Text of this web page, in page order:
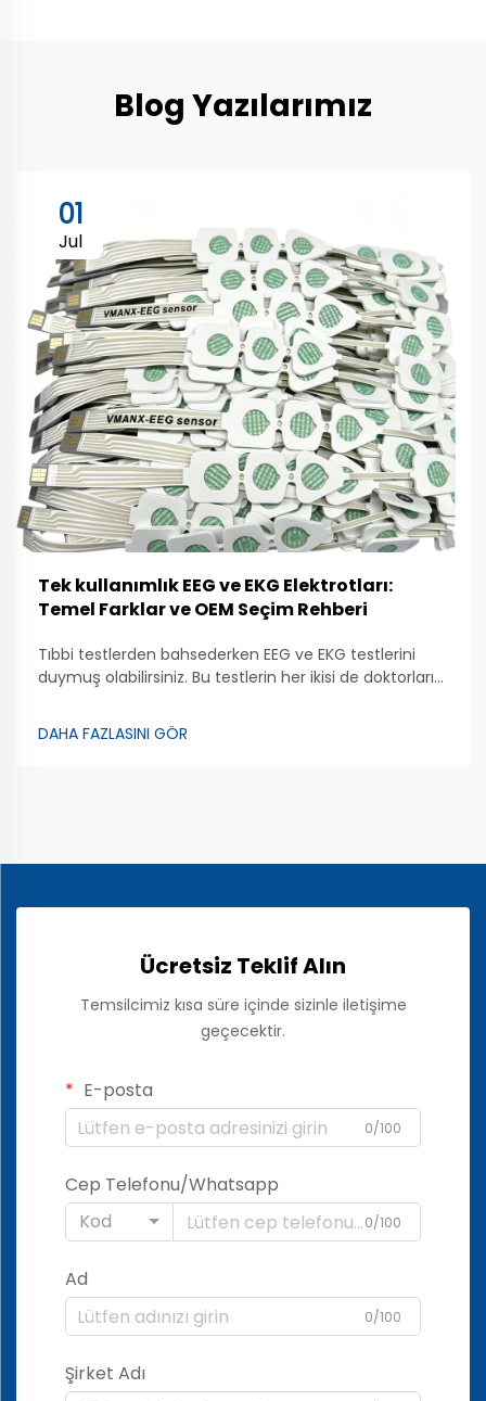
Blog Yazılarımız
01
Jul
Tek kullanımlık EEG ve EKG Elektrotları:
Temel Farklar ve OEM Seçim Rehberi
Tıbbi testlerden bahsederken EEG ve EKG testlerini
duymuş olabilirsiniz. Bu testlerin her ikisi de doktorların
yardımcı olmak için elektrotlar kullanır. EEG, yani
elektroensefalogram, beyin aktivitesini inceler. Bu
DAHA FAZLASINI GÖR
Ücretsiz Teklif Alın
Temsilcimiz kısa süre içinde sizinle iletişime
geçecektir.
E-posta
0/100
Cep Telefonu/Whatsapp
Kod
0/100
Ad
0/100
Şirket Adı